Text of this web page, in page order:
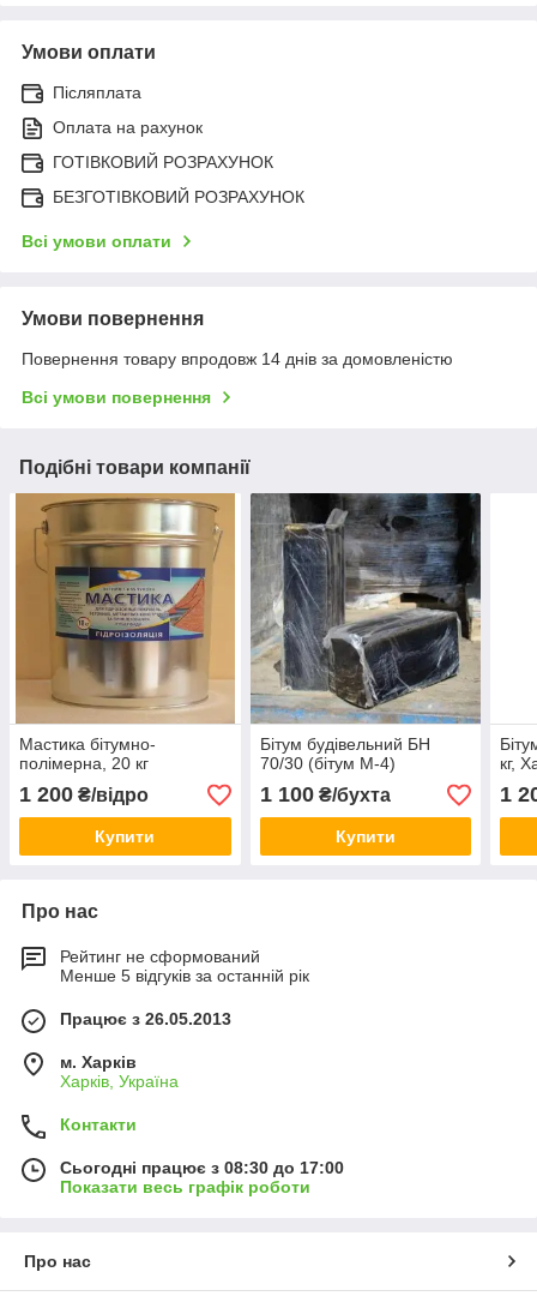
Умови оплати
Післяплата
Оплата на рахунок
ГОТІВКОВИЙ РОЗРАХУНОК
БЕЗГОТІВКОВИЙ РОЗРАХУНОК
Всі умови оплати
Умови повернення
Повернення товару впродовж 14 днів за домовленістю
Всі умови повернення
Подібні товари компанії
Мастика бітумно-
полімерна, 20 кг
1 200 ₴/відро
Купити
Бітум будівельний БН
70/30 (бітум М-4)
1 100₴/бухта
Купити
кг,
1
Про нас
Рейтинг не сформований
Менше 5 відгуків за останній рік
Працює з 26.05.2013
м. Харків
Харків, Україна
Контакти
Сьогодні працює з 08:30 до 17:00
Показати весь графік роботи
Про нас